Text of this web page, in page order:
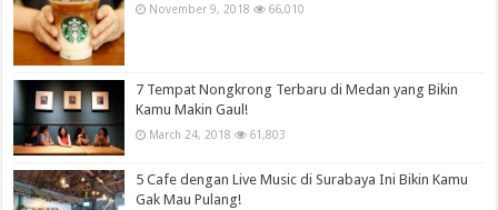
November 9, 2018 66,010
7 Tempat Nongkrong Terbaru di Medan yang Bikin
Kamu Makin Gaul!
March 24, 2018 61,803
5 Cafe dengan Live Music di Surabaya Ini Bikin Kamu
Gak Mau Pulang!